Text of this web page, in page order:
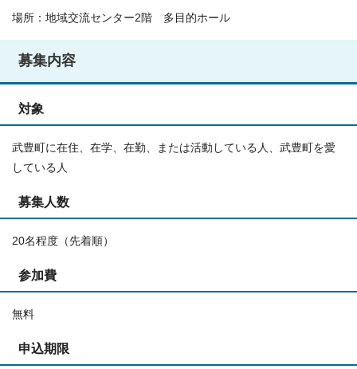
場所：地域交流センター2階 多目的ホール
募集内容
対象
武豊町に在住、在学、在勤、または活動している人、武豊町を愛
している人
募集人数
20名程度（先着順）
参加費
無料
申込期限